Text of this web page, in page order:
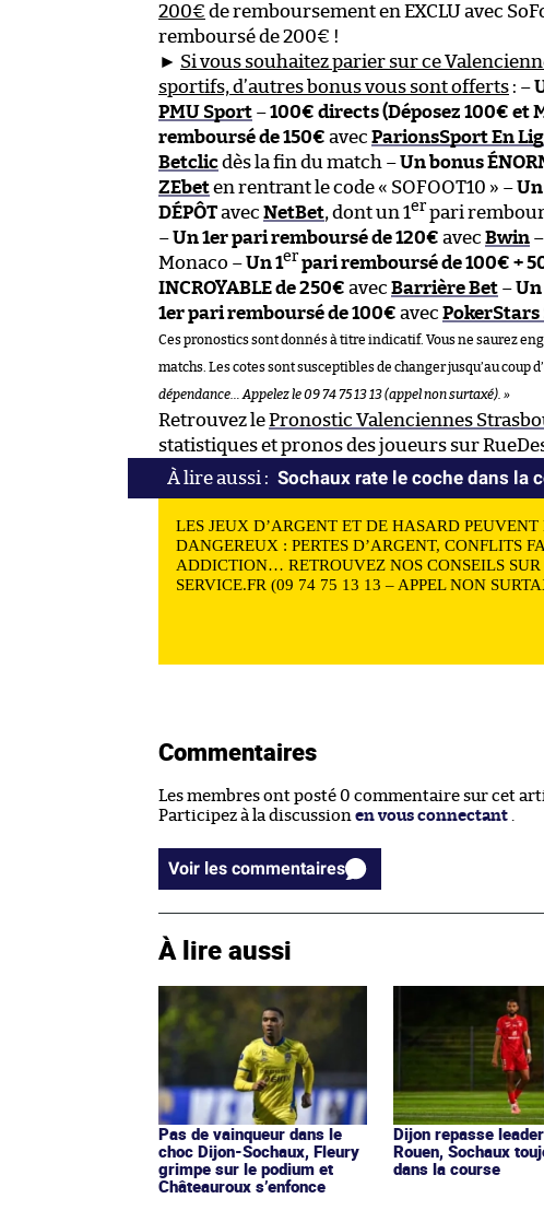
200€ de remboursement en EXCLU avec
remboursé de 200€ !
► Si vous souhaitez parier sur ce
sportifs, d’autres bonus vous sont offerts : –
PMU Sport –100€ directs (Déposez 100€ et
remboursé de 150€ avec ParionsSport En
Betclicdès la fin du match –Un bonus
ZEbeten rentrant le code « SOFOOT10 » –Un
DÉPÔTavec NetBet, dont un 1er pari
–Un 1er pari remboursé de 120€ avec Bwin –
Monaco –Un 1er pari remboursé de 100€ +
INCROYABLE de 250€ avec Barrière Bet –Un
1er pari remboursé de 100€ avec PokerStars
Ces pronostics sont donnés à titre indicatif. Vous ne saurez
matchs. Les cotes sont susceptibles de changer jusqu’au coup
dépendance… Appelez le 09 74 75 13 13 (appel non surtaxé). »
Retrouvez lePronostic Valenciennes
statistiques et pronos des joueurs sur
Sochaux rate le coche dans la
LES JEUX D’ARGENT ET DE HASARD PEUVENT
DANGEREUX : PERTES D’ARGENT, CONFLITS
ADDICTION… RETROUVEZ NOS CONSEILS SUR
SERVICE.FR (09 74 75 13 13 – APPEL NON
Commentaires
Les membres ont posté 0 commentaire sur cet
Participez à la discussion en vous connectant
Voir les commentaires
À lire aussi
Pas de vainqueur dans le
choc Dijon-Sochaux, Fleury
grimpe sur le podium et
Châteauroux s’enfonce
Dijon repasse
Rouen, Sochaux
dans la course